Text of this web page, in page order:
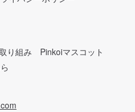
り組み
Pinkoiマスコット